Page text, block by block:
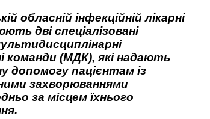
обласній інфекційній лікарні
дві спеціалізовані
команди (МДК), які надають
допомогу пацієнтам із
захворюваннями
за місцем їхнього